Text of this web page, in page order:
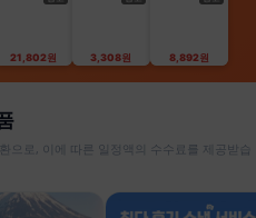
21,802원 3,308원 8,892원
으로, 이에 따른 일정액의 수수료를 제공받습